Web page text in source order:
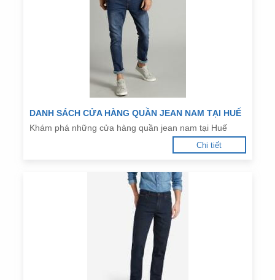
DANH SÁCH CỬA HÀNG QUẦN JEAN NAM TẠI HUẾ
Khám phá những cửa hàng quần jean nam tại Huế
Chi tiết